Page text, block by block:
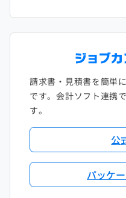
請求書・見積書を簡単
です。会計ソフト連携
す。
公
パッケ